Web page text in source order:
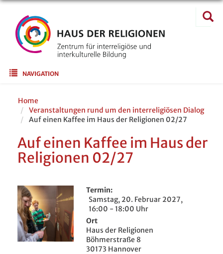
Direkt
Inhalt
Suche
Main navigation
NAVIGATION
Home
Veranstaltungen rund um den interreligiösen Dialog
Auf einen Kaffee im Haus der Religionen 02/27
Auf einen Kaffee im Haus der
Religionen 02/27
Termin
Samstag, 20. Februar 2027,
16:00 - 18:00 Uhr
Ort
Haus der Religionen
Böhmerstraße 8
30173 Hannover